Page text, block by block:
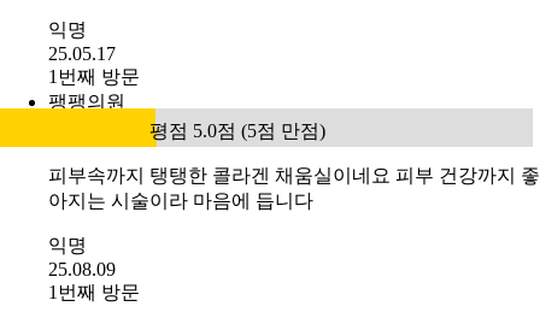
익명
25.05.17
1번째 방문
팽팽의원
평점 5.0점 (5점 만점)
피부속까지 탱탱한 콜라겐 채움실이네요 피부 건강까지 좋
아지는 시술이라 마음에 듭니다
익명
25.08.09
1번째 방문